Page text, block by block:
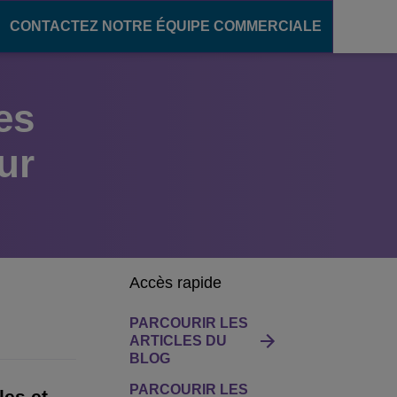
CONTACTEZ NOTRE ÉQUIPE COMMERCIALE
le secteur de l'éducation
campus intelligents
numérique
unifiées
Accès rapide
PARCOURIR LES
ARTICLES DU
BLOG
PARCOURIR LES